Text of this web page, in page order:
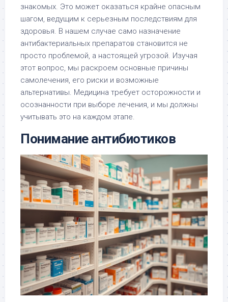
знакомых. Это может оказаться крайне опасным
шагом, ведущим к серьезным последствиям для
здоровья. В нашем случае само назначение
антибактериальных препаратов становится не
просто проблемой, а настоящей угрозой. Изучая
этот вопрос, мы раскроем основные причины
самолечения, его риски и возможные
альтернативы. Медицина требует осторожности и
осознанности при выборе лечения, и мы должны
учитывать это на каждом этапе.
Понимание антибиотиков